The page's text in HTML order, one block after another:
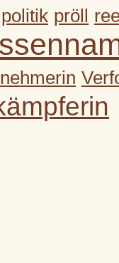
politik pröll